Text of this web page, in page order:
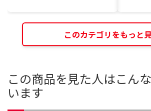
このカテゴリをもっと
この商品を見た人はこん
います